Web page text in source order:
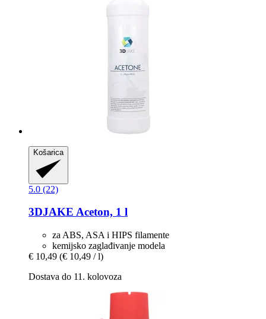
Košarica
5.0 (22)
3DJAKE Aceton, 1 l
za ABS, ASA i HIPS filamente
kemijsko zaglađivanje modela
€ 10,49 (€ 10,49 / l)
Dostava do 11. kolovoza